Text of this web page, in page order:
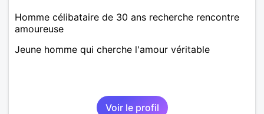
Homme célibataire de 30 ans recherche rencontre
amoureuse
Jeune homme qui cherche l'amour véritable
Voir le profil